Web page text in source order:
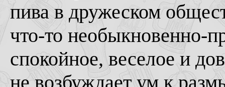
пива в дружеском
что-то необыкновенно-
спокойное, веселое и
не возбуждает ум к